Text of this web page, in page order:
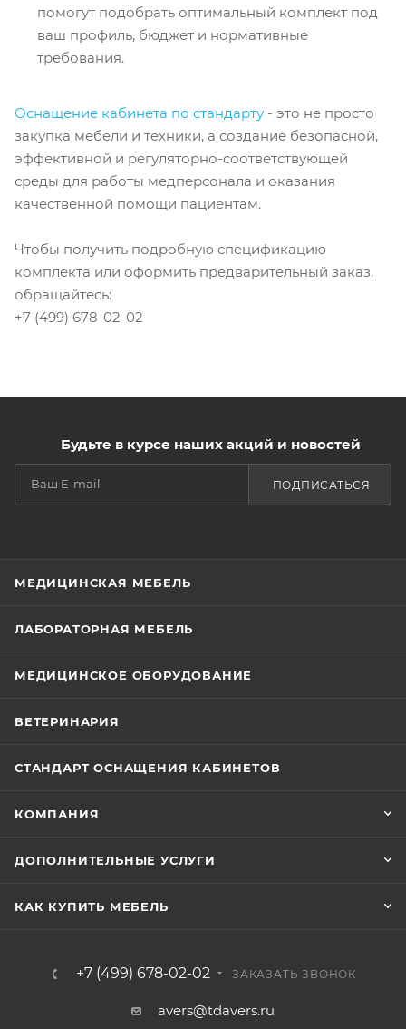
помогут подобрать оптимальный комплект под
ваш профиль, бюджет и нормативные
требования.
Оснащение кабинета по стандарту - это не просто
закупка мебели и техники, а создание безопасной,
эффективной и регуляторно-соответствующей
среды для работы медперсонала и оказания
качественной помощи пациентам.
Чтобы получить подробную спецификацию
комплекта или оформить предварительный заказ,
обращайтесь:
+7 (499) 678-02-02
Будьте в курсе наших акций и новостей
ПОДПИСАТЬСЯ
МЕДИЦИНСКАЯ МЕБЕЛЬ
ЛАБОРАТОРНАЯ МЕБЕЛЬ
МЕДИЦИНСКОЕ ОБОРУДОВАНИЕ
ВЕТЕРИНАРИЯ
СТАНДАРТ ОСНАЩЕНИЯ КАБИНЕТОВ
КОМПАНИЯ
ДОПОЛНИТЕЛЬНЫЕ УСЛУГИ
КАК КУПИТЬ МЕБЕЛЬ
+7 (499) 678-02-02 ЗАКАЗАТЬ ЗВОНОК
avers@tdavers.ru